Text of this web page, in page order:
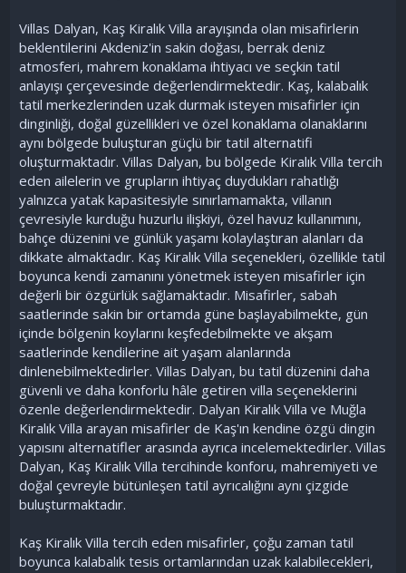
Villas Dalyan, Kaş Kiralık Villa arayışında olan misafirlerin
beklentilerini Akdeniz'in sakin doğası, berrak deniz
atmosferi, mahrem konaklama ihtiyacı ve seçkin tatil
anlayışı çerçevesinde değerlendirmektedir. Kaş, kalabalık
tatil merkezlerinden uzak durmak isteyen misafirler için
dinginliği, doğal güzellikleri ve özel konaklama olanaklarını
aynı bölgede buluşturan güçlü bir tatil alternatifi
oluşturmaktadır. Villas Dalyan, bu bölgede Kiralık Villa tercih
eden ailelerin ve grupların ihtiyaç duydukları rahatlığı
yalnızca yatak kapasitesiyle sınırlamamakta, villanın
çevresiyle kurduğu huzurlu ilişkiyi, özel havuz kullanımını,
bahçe düzenini ve günlük yaşamı kolaylaştıran alanları da
dikkate almaktadır. Kaş Kiralık Villa seçenekleri, özellikle tatil
boyunca kendi zamanını yönetmek isteyen misafirler için
değerli bir özgürlük sağlamaktadır. Misafirler, sabah
saatlerinde sakin bir ortamda güne başlayabilmekte, gün
içinde bölgenin koylarını keşfedebilmekte ve akşam
saatlerinde kendilerine ait yaşam alanlarında
dinlenebilmektedirler. Villas Dalyan, bu tatil düzenini daha
güvenli ve daha konforlu hâle getiren villa seçeneklerini
özenle değerlendirmektedir. Dalyan Kiralık Villa ve Muğla
Kiralık Villa arayan misafirler de Kaş'ın kendine özgü dingin
yapısını alternatifler arasında ayrıca incelemektedirler. Villas
Dalyan, Kaş Kiralık Villa tercihinde konforu, mahremiyeti ve
doğal çevreyle bütünleşen tatil ayrıcalığını aynı çizgide
buluşturmaktadır.
Kaş Kiralık Villa tercih eden misafirler, çoğu zaman tatil
boyunca kalabalık tesis ortamlarından uzak kalabilecekleri,